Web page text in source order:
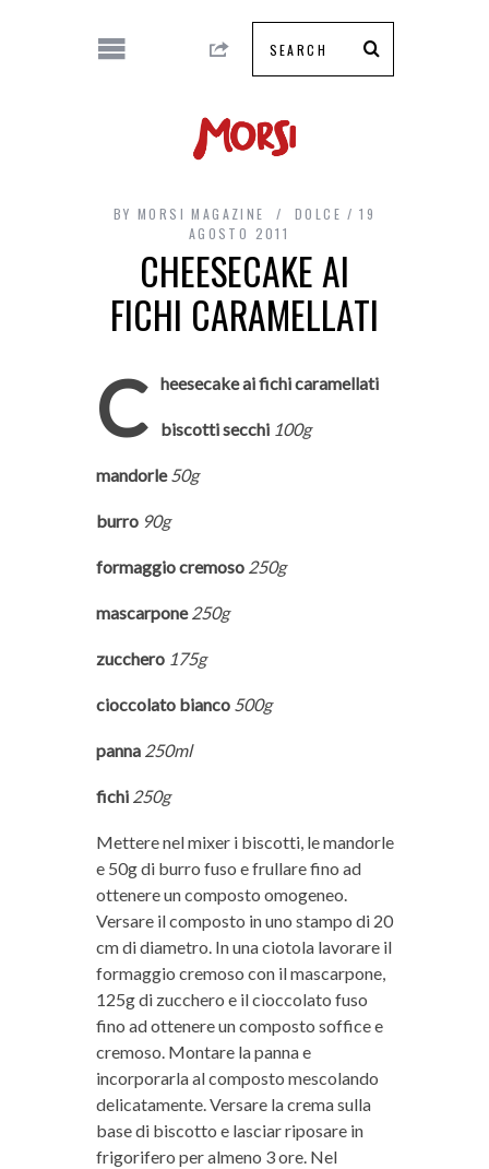
BY MORSI MAGAZINE DOLCE
19
AGOSTO 2011
CHEESECAKE AI
FICHI CARAMELLATI
C heesecake ai fichi caramellati
biscotti secchi 100g
mandorle 50g
burro 90g
formaggio cremoso 250g
mascarpone 250g
zucchero 175g
cioccolato bianco 500g
panna 250ml
fichi 250g
Mettere nel mixer i biscotti, le mandorle
e 50g di burro fuso e frullare fino ad
ottenere un composto omogeneo.
Versare il composto in uno stampo di 20
cm di diametro. In una ciotola lavorare il
formaggio cremoso con il mascarpone,
125g di zucchero e il cioccolato fuso
fino ad ottenere un composto soffice e
cremoso. Montare la panna e
incorporarla al composto mescolando
delicatamente. Versare la crema sulla
base di biscotto e lasciar riposare in
frigorifero per almeno 3 ore. Nel